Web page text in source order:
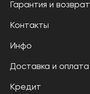
Гарантия и возврат
Контакты
Инфо
Доставка и оплата
Кредит